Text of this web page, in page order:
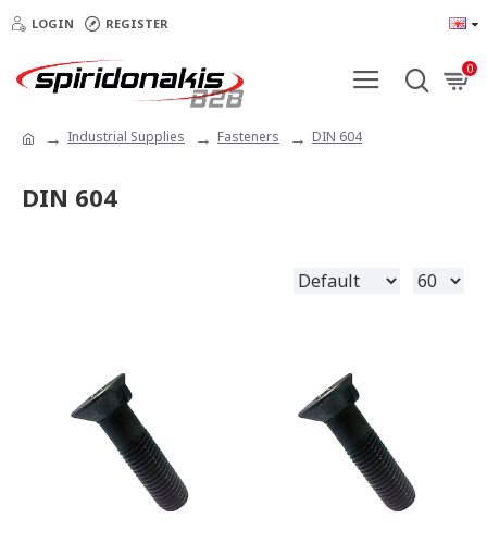
LOGIN REGISTER
0
Industrial Supplies Fasteners DIN 604
DIN 604